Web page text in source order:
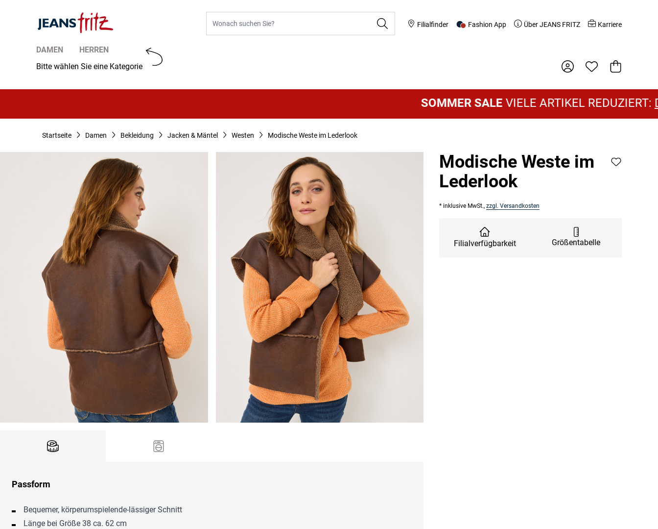
Filialfinder Fashion App Über JEANS FRITZ Karriere
DAMEN
HERREN
Bitte wählen Sie eine Kategorie
Warenkorb
SOMMER SALEVIELE ARTIKEL REDUZIERT:
Startseite Damen Bekleidung Jacken & Mäntel Westen Modische Weste im Lederlook
Passform
Bequemer, körperumspielende-lässiger Schnitt
Länge bei Größe 38 ca. 62 cm
Modische Weste im
Lederlook
* inklusive MwSt., zzgl. Versandkosten
Filialverfügbarkeit Größentabelle